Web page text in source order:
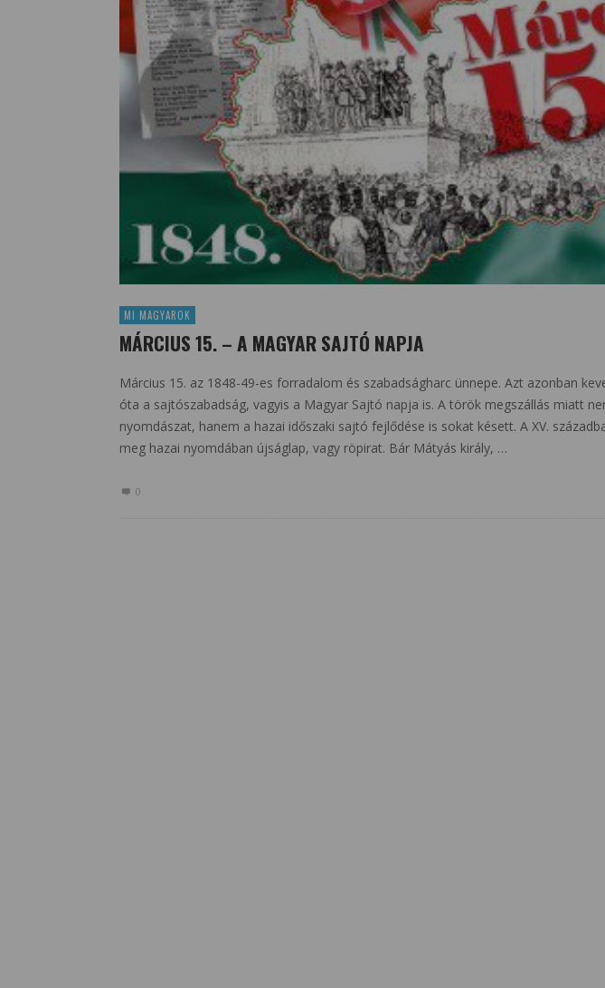
MI MAGYAROK
MÁRCIUS 15. – A MAGYAR SAJTÓ NAPJA
Március 15. az 1848-49-es forradalom és szabadságharc ünnepe. Azt azonban
óta a sajtószabadság, vagyis a Magyar Sajtó napja is. A török megszállás miatt
nyomdászat, hanem a hazai időszaki sajtó fejlődése is sokat késett. A XV.
meg hazai nyomdában újságlap, vagy röpirat. Bár Mátyás király, …
0